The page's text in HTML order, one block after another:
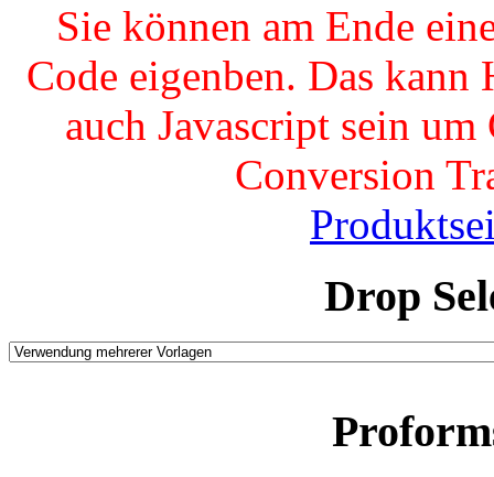
Sie können am Ende
Code eigenben. Das
auch Javascript sein
Conversion
Drop